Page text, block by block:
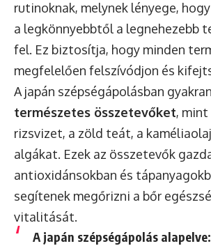
rutinoknak, melynek lényege,
a legkönnyebbtől a legnehezebb
fel. Ez biztosítja, hogy minden
megfelelően felszívódjon és
A japán szépségápolásban
természetes összetevőket, mint
rizsvizet, a zöld teát, a
algákat. Ezek az összetevők
antioxidánsokban és
segítenek megőrizni a bőr
vitalitását.
A japán szépségápolás